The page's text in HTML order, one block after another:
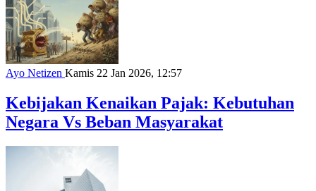
Ayo Netizen Kamis 22 Jan 2026, 12:57
Kebijakan Kenaikan Pajak: Kebutuhan
Negara Vs Beban Masyarakat